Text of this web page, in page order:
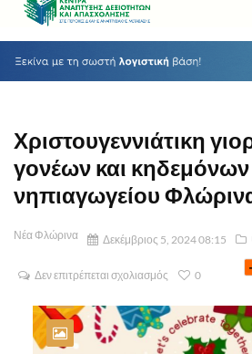
Χριστουγεννιάτικη
γονέων και
νηπιαγωγείου
Νέα Φλώρινα Δεκέμβριος 5, 2024 08:15
Δεν επιτρέπεται σχολιασμός 0